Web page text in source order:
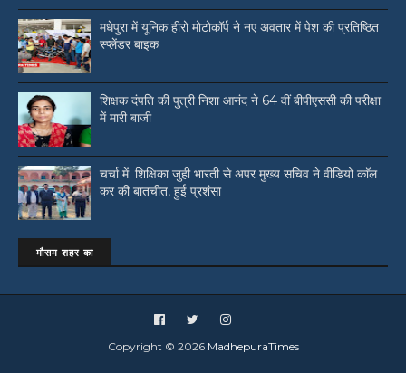
मधेपुरा में यूनिक हीरो मोटोकॉर्प ने नए अवतार में पेश की प्रतिष्ठित
स्प्लेंडर बाइक
शिक्षक दंपति की पुत्री निशा आनंद ने 64 वीं बीपीएससी की परीक्षा
में मारी बाजी
चर्चा में: शिक्षिका जुही भारती से अपर मुख्य सचिव ने वीडियो काॅल
कर की बातचीत, हुई प्रशंसा
मौसम शहर का
Copyright © 2026 MadhepuraTimes